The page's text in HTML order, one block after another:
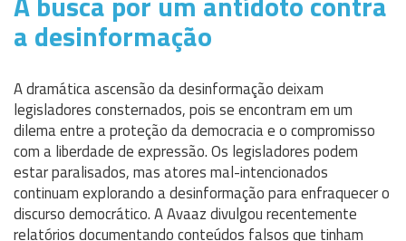
a desinformação
A dramática ascensão da desinformação deixam
legisladores consternados, pois se encontram em um
dilema entre a proteção da democracia e o compromisso
com a liberdade de expressão. Os legisladores podem
estar paralisados, mas atores mal-intencionados
continuam explorando a desinformação para enfraquecer o
discurso democrático. A Avaaz divulgou recentemente
relatórios documentando conteúdos falsos que tinham